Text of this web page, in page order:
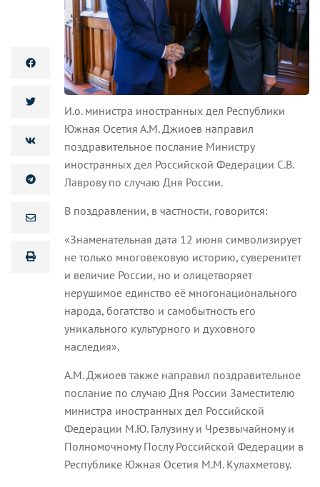
И.о. министра иностранных дел Республики
Южная Осетия А.М. Джиоев направил
поздравительное послание Министру
иностранных дел Российской Федерации С.В.
Лаврову по случаю Дня России.
В поздравлении, в частности, говорится:
«Знаменательная дата 12 июня символизирует
не только многовековую историю, суверенитет
и величие России, но и олицетворяет
нерушимое единство её многонационального
народа, богатство и самобытность его
уникального культурного и духовного
наследия».
А.М. Джиоев также направил поздравительное
послание по случаю Дня России Заместителю
министра иностранных дел Российской
Федерации М.Ю. Галузину и Чрезвычайному и
Полномочному Послу Российской Федерации в
Республике Южная Осетия М.М. Кулахметову.